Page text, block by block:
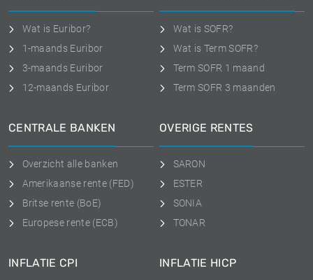
Wat is Euribor?
1-maands Euribor
3-maands Euribor
12-maands Euribor
Wat is SOFR?
Wat is Term SOFR?
Term SOFR 1 maand
Term SOFR 3 maanden
CENTRALE BANKEN
Overzicht alle banken
Amerikaanse rente (FED)
Britse rente (BoE)
Europese rente (ECB)
OVERIGE RENTES
SARON
ESTER
SONIA
TONAR
INFLATIE CPI INFLATIE HICP